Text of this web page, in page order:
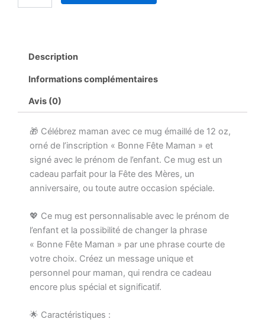
Fête
Maman"
avec
Prénom
[Prénom]
Cadeau
Unique
Fête
Mères–
Personnalisable
Phrase
Description
Informations complémentaires
Avis (0)
🎁 Célébrez maman avec ce mug émaillé de 12 oz,
orné de l’inscription « Bonne Fête Maman » et
signé avec le prénom de l’enfant. Ce mug est un
cadeau parfait pour la Fête des Mères, un
anniversaire, ou toute autre occasion spéciale.
💖 Ce mug est personnalisable avec le prénom de
l’enfant et la possibilité de changer la phrase
« Bonne Fête Maman » par une phrase courte de
votre choix. Créez un message unique et
personnel pour maman, qui rendra ce cadeau
encore plus spécial et significatif.
🌟 Caractéristiques :